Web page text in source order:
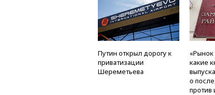
Путин открыл дорогу к
приватизации
Шереметьева
какие
о
против